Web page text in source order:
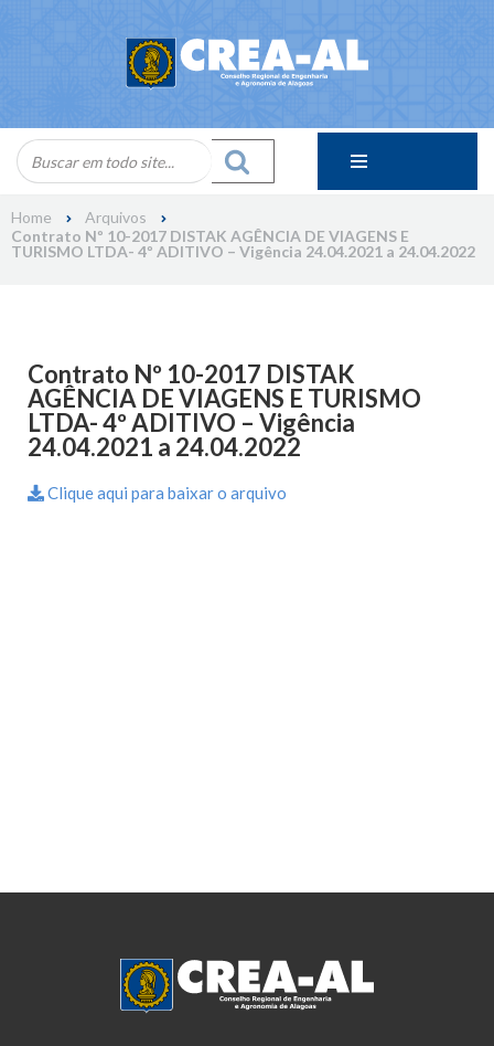
Home
Arquivos
Contrato Nº 10-2017 DISTAK AGÊNCIA DE VIAGENS E
TURISMO LTDA- 4º ADITIVO – Vigência 24.04.2021 a 24.04.2022
Contrato Nº 10-2017 DISTAK
AGÊNCIA DE VIAGENS E TURISMO
LTDA- 4º ADITIVO – Vigência
24.04.2021 a 24.04.2022
Clique aqui para baixar o arquivo